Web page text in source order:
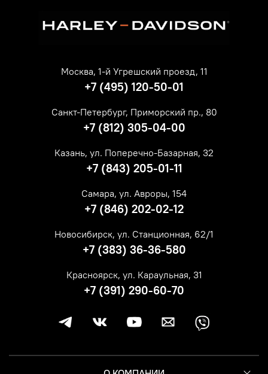
Москва, 1-й Угрешский проезд, 11
+7 (495) 120-50-01
Санкт-Петербург, Приморский пр., 80
+7 (812) 305-04-00
Казань, ул. Поперечно-Базарная, 32
+7 (843) 205-01-11
Самара, ул. Авроры, 154
+7 (846) 202-02-12
Новосибирск, ул. Станционная, 62/1
+7 (383) 36-36-580
Красноярск, ул. Караульная, 31
+7 (391) 290-60-70